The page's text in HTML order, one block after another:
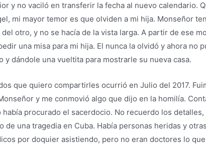
y no vaciló en transferir la fecha al nuevo calendario.
mi mayor temor es que olviden a mi hija. Monseñor
otro, y no se hacía de la vista larga. A partir de ese
una misa para mi hija. El nunca la olvidó y ahora no
y dándole una vueltita para mostrarle su nueva casa.
que quiero compartirles ocurrió en Julio del 2017.
y me conmovió algo que dijo en la homilía.
había procurado el sacerdocio. No recuerdo los
de una tragedia en Cuba. Había personas heridas y
por doquier asistiendo, pero no eran doctores lo